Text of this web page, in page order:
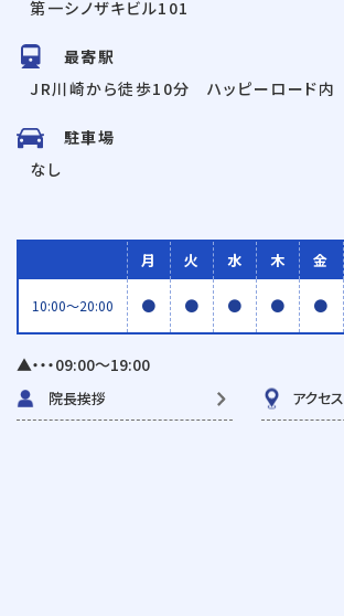
第一シノザキビル101
最寄駅
JR川崎から徒歩10分 ハッピーロード内
駐車場
なし
月 火 水 木 金
10:00〜20:00 ● ● ● ● ●
▲・・・09:00〜19:00
院長挨拶 アクセス